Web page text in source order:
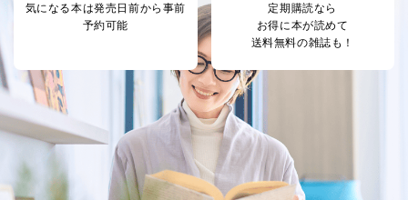
気になる本は発売日前から事前
予約可能
定期購読なら
お得に本が読めて
送料無料の雑誌も！